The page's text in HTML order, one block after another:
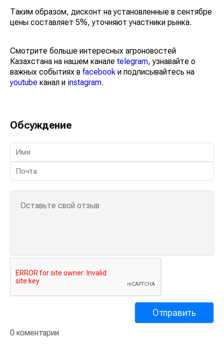
Таким образом, дисконт на установленные в сентябре
цены составляет 5%, уточняют участники рынка.
Смотрите больше интересных агроновостей
Казахстана на нашем канале telegram, узнавайте о
важных событиях в facebook и подписывайтесь на
youtube канал и instagram.
Обсуждение
0 коментарии